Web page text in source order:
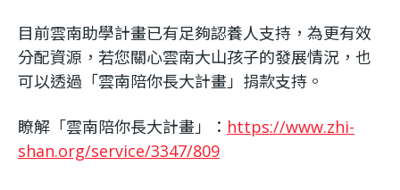
目前雲南助學計畫已有足夠認養人支持，為更有效
分配資源，若您關心雲南大山孩子的發展情況，也
可以透過「雲南陪你長大計畫」捐款支持。
瞭解「雲南陪你長大計畫」： https://www.zhi-
shan.org/service/3347/809